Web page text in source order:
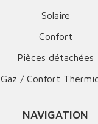
Solaire
Confort
Pièces détachées
Gaz / Confort
NAVIGATION